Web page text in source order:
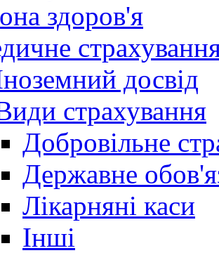
здоров'я
досвід
страхування
Добровільне
Державне
Лікарняні каси
Інші